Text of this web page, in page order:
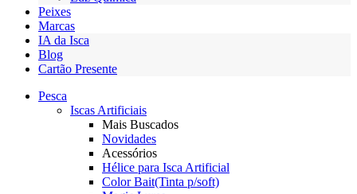
Peixes
Marcas
IA da Isca
Blog
Cartão Presente
Pesca
Iscas Artificiais
Mais Buscados
Novidades
Acessórios
Hélice para Isca Artificial
Color Bait(Tinta p/soft)